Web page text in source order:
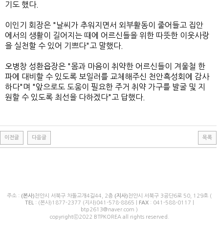
기도 했다.
이인기 회장은 "날씨가 추워지면서 외부활동이 줄어들고 집안
에서의 생활이 길어지는 때에 어르신들을 위한 따뜻한 이웃사랑
을 실천할 수 있어 기쁘다"고 말했다.
오병창 성환읍장은 "몸과 마음이 취약한 어르신들이 겨울철 한
파에 대비할 수 있도록 보일러를 교체해주신 천안흑성회에 감사
하다"며 "앞으로도 도움이 필요한 주거 취약 가구를 발굴 및 지
원할 수 있도록 최선을 다하겠다"고 답했다.
이전글 다음글 목록
주소 : (본사)천안시 서북구 차돌고개4길44, 2층 (지사)천안시 서북구 3공단6로 50, 129호 (
TEL
: (본사)1877-2377 (지사)041-578-8865 | FAX: 041-588-0117 |
btp2613@naver.com )
copyrightⓒ2022 BTPKOREA all rights reserved.